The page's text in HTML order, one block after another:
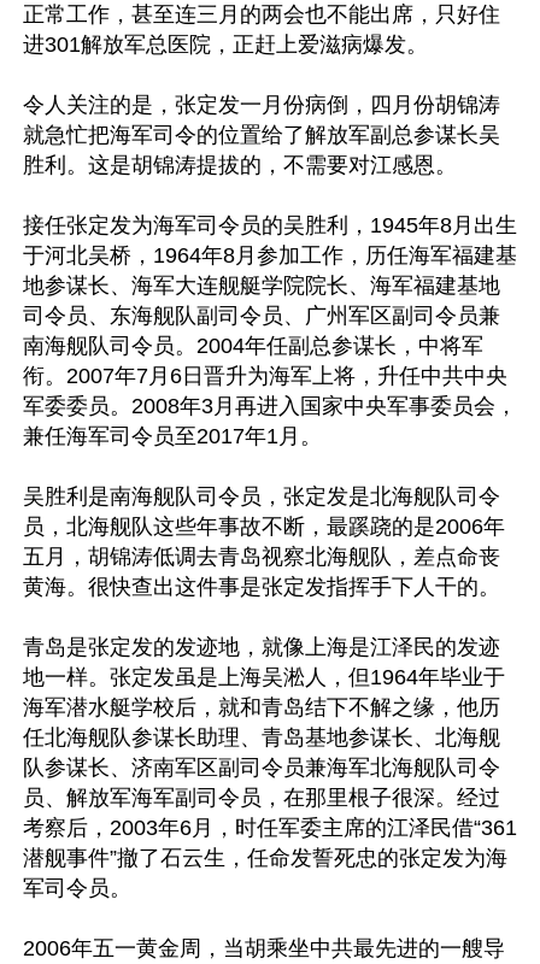
正常工作，甚至连三月的两会也不能出席，只好住
进301解放军总医院，正赶上爱滋病爆发。
令人关注的是，张定发一月份病倒，四月份胡锦涛
就急忙把海军司令的位置给了解放军副总参谋长吴
胜利。这是胡锦涛提拔的，不需要对江感恩。
接任张定发为海军司令员的吴胜利，1945年8月出生
于河北吴桥，1964年8月参加工作，历任海军福建基
地参谋长、海军大连舰艇学院院长、海军福建基地
司令员、东海舰队副司令员、广州军区副司令员兼
南海舰队司令员。2004年任副总参谋长，中将军
衔。2007年7月6日晋升为海军上将，升任中共中央
军委委员。2008年3月再进入国家中央军事委员会，
兼任海军司令员至2017年1月。
吴胜利是南海舰队司令员，张定发是北海舰队司令
员，北海舰队这些年事故不断，最蹊跷的是2006年
五月，胡锦涛低调去青岛视察北海舰队，差点命丧
黄海。很快查出这件事是张定发指挥手下人干的。
青岛是张定发的发迹地，就像上海是江泽民的发迹
地一样。张定发虽是上海吴淞人，但1964年毕业于
海军潜水艇学校后，就和青岛结下不解之缘，他历
任北海舰队参谋长助理、青岛基地参谋长、北海舰
队参谋长、济南军区副司令员兼海军北海舰队司令
员、解放军海军副司令员，在那里根子很深。经过
考察后，2003年6月，时任军委主席的江泽民借“361
潜舰事件”撤了石云生，任命发誓死忠的张定发为海
军司令员。
2006年五一黄金周，当胡乘坐中共最先进的一艘导